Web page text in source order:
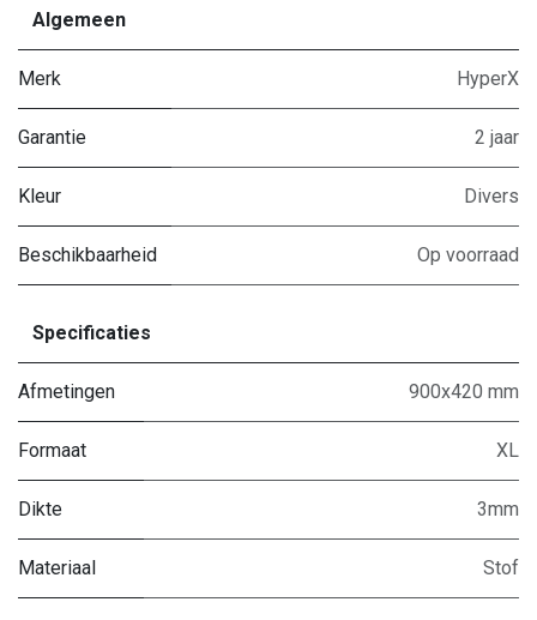
Algemeen
Merk HyperX
Garantie 2 jaar
Kleur Divers
Beschikbaarheid Op voorraad
Specificaties
Afmetingen 900x420 mm
Formaat XL
Dikte 3mm
Materiaal Stof